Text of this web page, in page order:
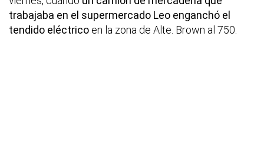
trabajaba en el supermercado Leo enganchó el
tendido eléctrico en la zona de Alte. Brown al 750.